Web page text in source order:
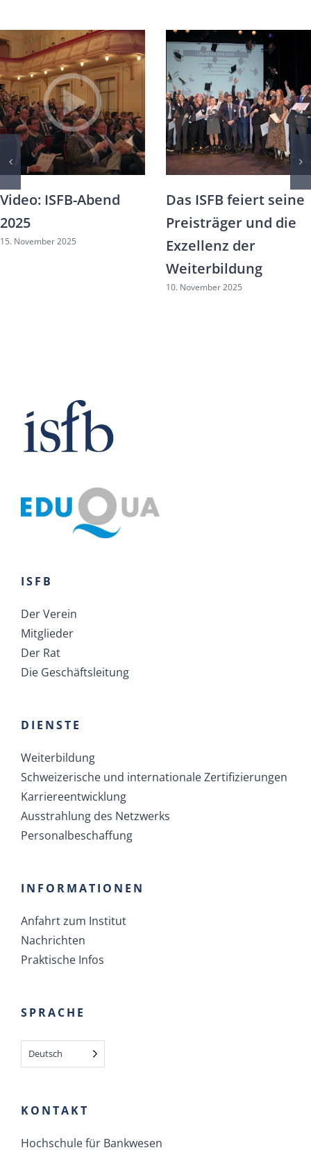
Video: ISFB-Abend
2025
15. November 2025
Das ISFB feiert seine
Preisträger und die
Exzellenz der
Weiterbildung
10. November 2025
ISFB
Der Verein
Mitglieder
Der Rat
Die Geschäftsleitung
DIENSTE
Weiterbildung
Schweizerische und internationale Zertifizierungen
Karriereentwicklung
Ausstrahlung des Netzwerks
Personalbeschaffung
INFORMATIONEN
Anfahrt zum Institut
Nachrichten
Praktische Infos
SPRACHE
Deutsch
KONTAKT
Hochschule für Bankwesen